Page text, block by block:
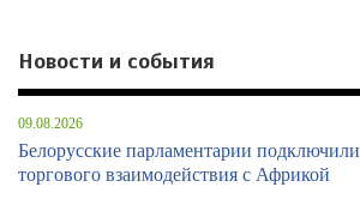
Новости и события
09.08.2026
Белорусские парламентарии
торгового взаимодействия с Африкой